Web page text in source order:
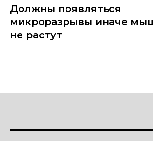
Должны появляться
микроразрывы иначе
не растут